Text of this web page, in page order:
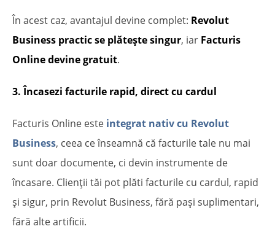
În acest caz, avantajul devine complet: Revolut
Business practic se plătește singur, iar Facturis
Online devine gratuit.
3. Încasezi facturile rapid, direct cu cardul
Facturis Online este integrat nativ cu Revolut
Business, ceea ce înseamnă că facturile tale nu mai
sunt doar documente, ci devin instrumente de
încasare. Clienții tăi pot plăti facturile cu cardul, rapid
și sigur, prin Revolut Business, fără pași suplimentari,
fără alte artificii.